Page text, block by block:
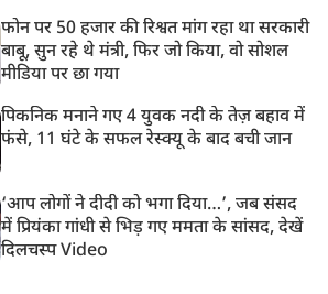
फोन पर 50 हजार की रिश्वत मांग रहा था सरकारी
बाबू, सुन रहे थे मंत्री, फिर जो किया, वो सोशल
मीडिया पर छा गया
पिकनिक मनाने गए 4 युवक नदी के तेज़ बहाव में
फंसे, 11 घंटे के सफल रेस्क्यू के बाद बची जान
‘आप लोगों ने दीदी को भगा दिया…’, जब संसद
में प्रियंका गांधी से भिड़ गए ममता के सांसद, देखें
दिलचस्प Video